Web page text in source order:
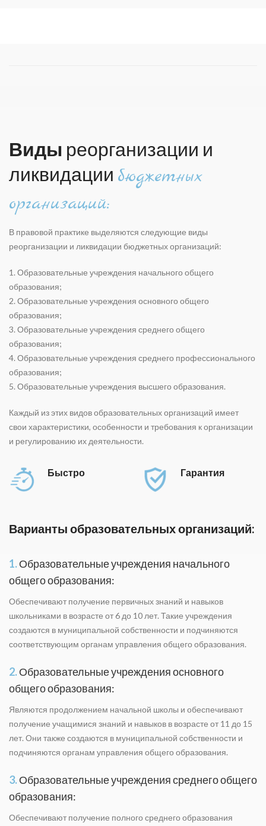
Виды реорганизации и
ликвидации бюджетных
организаций:
В правовой практике выделяются следующие виды
реорганизации и ликвидации бюджетных организаций:
1. Образовательные учреждения начального общего
образования;
2. Образовательные учреждения основного общего
образования;
3. Образовательные учреждения среднего общего
образования;
4. Образовательные учреждения среднего профессионального
образования;
5. Образовательные учреждения высшего образования.
Каждый из этих видов образовательных организаций имеет
свои характеристики, особенности и требования к организации
и регулированию их деятельности.
Быстро Гарантия
Варианты образовательных организаций:
1.Образовательные учреждения начального
общего образования:
Обеспечивают получение первичных знаний и навыков
школьниками в возрасте от 6 до 10 лет. Такие учреждения
создаются в муниципальной собственности и подчиняются
соответствующим органам управления общего образования.
2.Образовательные учреждения основного
общего образования:
Являются продолжением начальной школы и обеспечивают
получение учащимися знаний и навыков в возрасте от 11 до 15
лет. Они также создаются в муниципальной собственности и
подчиняются органам управления общего образования.
3.Образовательные учреждения среднего общего
образования:
Обеспечивают получение полного среднего образования